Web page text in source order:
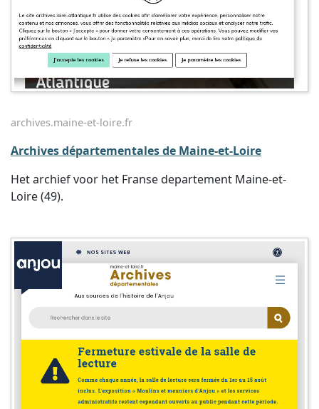
archives.maine-et-loire.fr
Archives départementales de Maine-et-Loire
Het archief voor het Franse departement Maine-et-
Loire (49).